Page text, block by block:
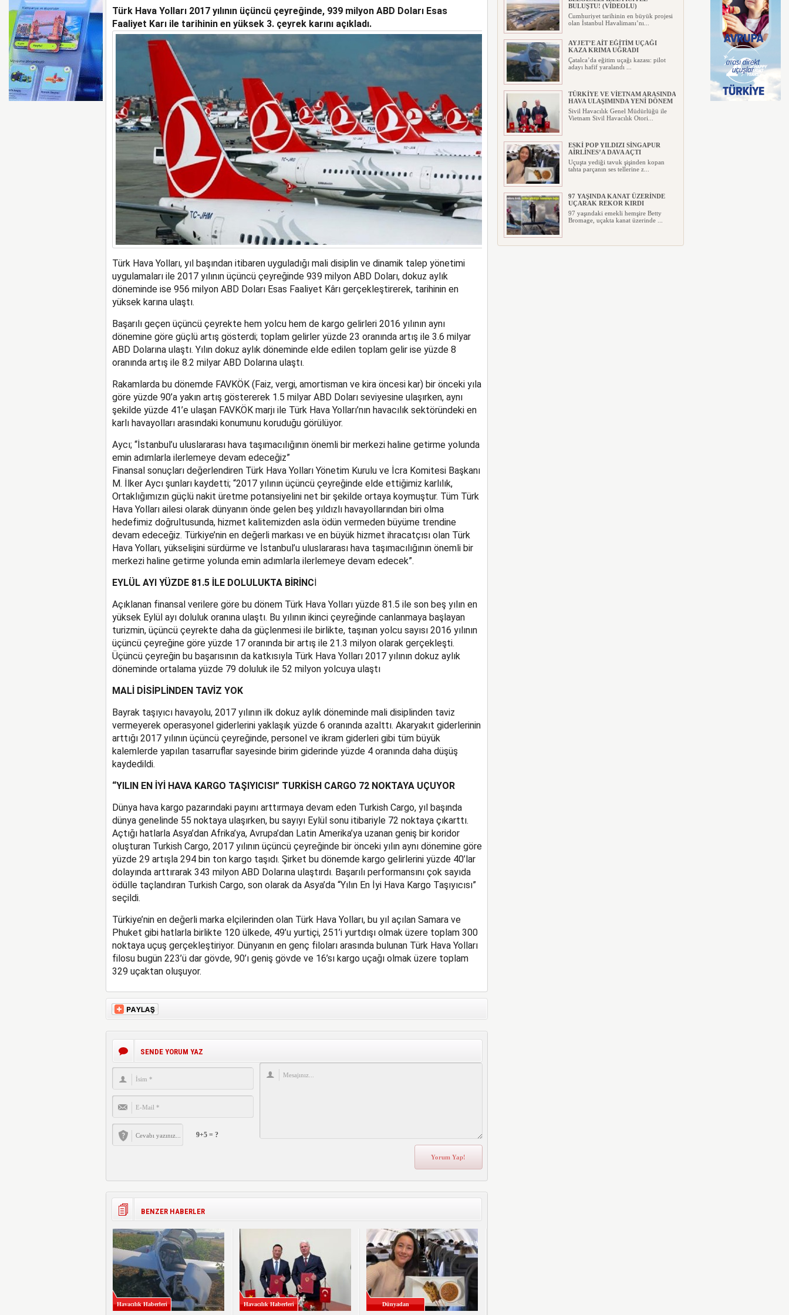
AYJET’TE 137. DÖNEM MEZUNİYETİ
Türk Hava Yolları 2017 yılının üçüncü çeyreğinde, 939 milyon ABD Doları Esas
Faaliyet Karı ile tarihinin en yüksek 3. çeyrek karını açıkladı.
Türk Hava Yolları, yıl başından itibaren uyguladığı mali disiplin ve dinamik talep yönetimi
uygulamaları ile 2017 yılının üçüncü çeyreğinde 939 milyon ABD Doları, dokuz aylık
döneminde ise 956 milyon ABD Doları Esas Faaliyet Kârı gerçekleştirerek, tarihinin en
yüksek karına ulaştı.
Başarılı geçen üçüncü çeyrekte hem yolcu hem de kargo gelirleri 2016 yılının aynı
dönemine göre güçlü artış gösterdi; toplam gelirler yüzde 23 oranında artış ile 3.6 milyar
ABD Dolarına ulaştı. Yılın dokuz aylık döneminde elde edilen toplam gelir ise yüzde 8
oranında artış ile 8.2 milyar ABD Dolarına ulaştı.
Rakamlarda bu dönemde FAVKÖK (Faiz, vergi, amortisman ve kira öncesi kar) bir önceki yıla
göre yüzde 90’a yakın artış göstererek 1.5 milyar ABD Doları seviyesine ulaşırken, aynı
şekilde yüzde 41’e ulaşan FAVKÖK marjı ile Türk Hava Yolları’nın havacılık sektöründeki en
karlı havayolları arasındaki konumunu koruduğu görülüyor.
Aycı; “İstanbul’u uluslararası hava taşımacılığının önemli bir merkezi haline getirme yolunda
emin adımlarla ilerlemeye devam edeceğiz”
Finansal sonuçları değerlendiren Türk Hava Yolları Yönetim Kurulu ve İcra Komitesi Başkanı
M. İlker Aycı şunları kaydetti; “2017 yılının üçüncü çeyreğinde elde ettiğimiz karlılık,
Ortaklığımızın güçlü nakit üretme potansiyelini net bir şekilde ortaya koymuştur. Tüm Türk
Hava Yolları ailesi olarak dünyanın önde gelen beş yıldızlı havayollarından biri olma
hedefimiz doğrultusunda, hizmet kalitemizden asla ödün vermeden büyüme trendine
devam edeceğiz. Türkiye’nin en değerli markası ve en büyük hizmet ihracatçısı olan Türk
Hava Yolları, yükselişini sürdürme ve İstanbul’u uluslararası hava taşımacılığının önemli bir
merkezi haline getirme yolunda emin adımlarla ilerlemeye devam edecek”.
EYLÜL AYI YÜZDE 81.5 İLE DOLULUKTA BİRİNCİ
Açıklanan finansal verilere göre bu dönem Türk Hava Yolları yüzde 81.5 ile son beş yılın en
yüksek Eylül ayı doluluk oranına ulaştı. Bu yılının ikinci çeyreğinde canlanmaya başlayan
turizmin, üçüncü çeyrekte daha da güçlenmesi ile birlikte, taşınan yolcu sayısı 2016 yılının
üçüncü çeyreğine göre yüzde 17 oranında bir artış ile 21.3 milyon olarak gerçekleşti.
Üçüncü çeyreğin bu başarısının da katkısıyla Türk Hava Yolları 2017 yılının dokuz aylık
döneminde ortalama yüzde 79 doluluk ile 52 milyon yolcuya ulaştı
MALİ DİSİPLİNDEN TAVİZ YOK
Bayrak taşıyıcı havayolu, 2017 yılının ilk dokuz aylık döneminde mali disiplinden taviz
vermeyerek operasyonel giderlerini yaklaşık yüzde 6 oranında azalttı. Akaryakıt giderlerinin
arttığı 2017 yılının üçüncü çeyreğinde, personel ve ikram giderleri gibi tüm büyük
kalemlerde yapılan tasarruflar sayesinde birim giderinde yüzde 4 oranında daha düşüş
kaydedildi.
“YILIN EN İYİ HAVA KARGO TAŞIYICISI” TURKİSH CARGO 72 NOKTAYA UÇUYOR
Dünya hava kargo pazarındaki payını arttırmaya devam eden Turkish Cargo, yıl başında
dünya genelinde 55 noktaya ulaşırken, bu sayıyı Eylül sonu itibariyle 72 noktaya çıkarttı.
Açtığı hatlarla Asya’dan Afrika’ya, Avrupa’dan Latin Amerika’ya uzanan geniş bir koridor
oluşturan Turkish Cargo, 2017 yılının üçüncü çeyreğinde bir önceki yılın aynı dönemine göre
yüzde 29 artışla 294 bin ton kargo taşıdı. Şirket bu dönemde kargo gelirlerini yüzde 40’lar
dolayında arttırarak 343 milyon ABD Dolarına ulaştırdı. Başarılı performansını çok sayıda
ödülle taçlandıran Turkish Cargo, son olarak da Asya’da “Yılın En İyi Hava Kargo Taşıyıcısı”
seçildi.
Türkiye’nin en değerli marka elçilerinden olan Türk Hava Yolları, bu yıl açılan Samara ve
Phuket gibi hatlarla birlikte 120 ülkede, 49’u yurtiçi, 251’i yurtdışı olmak üzere toplam 300
noktaya uçuş gerçekleştiriyor. Dünyanın en genç filoları arasında bulunan Türk Hava Yolları
filosu bugün 223’ü dar gövde, 90’ı geniş gövde ve 16’sı kargo uçağı olmak üzere toplam
329 uçaktan oluşuyor.
SENDE YORUM YAZ
9+5 = ?
BENZER HABERLER
Havacılık Haberleri Havacılık Haberleri Dünyadan
BULUŞTU! (VİDEOLU)
Cumhuriyet tarihinin en büyük projesi
olan İstanbul Havalimanı’nı...
AYJET’E AİT EĞİTİM UÇAĞI
KAZA KRIMA UĞRADI
Çatalca’da eğitim uçağı kazası: pilot
adayı hafif yaralandı ...
TÜRKİYE VE VİETNAM ARASINDA
HAVA ULAŞIMINDA YENİ DÖNEM
Sivil Havacılık Genel Müdürlüğü ile
Vietnam Sivil Havacılık Otori...
ESKİ POP YILDIZI SİNGAPUR
AİRLİNES’A DAVA AÇTI
Uçuşta yediği tavuk şişinden kopan
tahta parçanın ses tellerine z...
97 YAŞINDA KANAT ÜZERİNDE
UÇARAK REKOR KIRDI
97 yaşındaki emekli hemşire Betty
Bromage, uçakta kanat üzerinde ...
TRUMP’IN HELİKOPTERİ